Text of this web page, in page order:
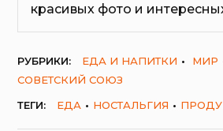
красивых фото и
РУБРИКИ: ЕДА И НАПИТКИ
МИР
СОВЕТСКИЙ СОЮЗ
ТЕГИ:
ЕДА НОСТАЛЬГИЯ